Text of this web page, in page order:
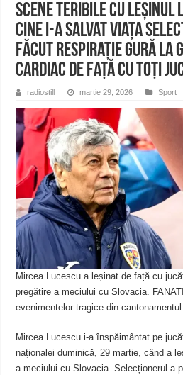
Scene teribile cu leșinul
Cine i-a salvat viaţa
făcut respirație gură la
cardiac de față cu toți
radiostill martie 29, 2026 Sport
Mircea Lucescu a leșinat de față cu
pregătire a meciului cu Slovacia.
evenimentelor tragice din
Mircea Lucescu i-a înspăimântat pe
naționalei duminică, 29 martie, când a
a meciului cu Slovacia. Selecționerul a